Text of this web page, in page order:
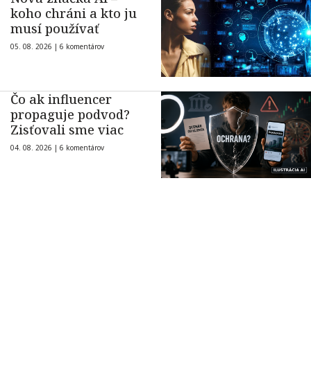
koho chráni a kto ju
musí používať
05. 08. 2026 | 6 komentárov
Čo ak influencer
propaguje podvod?
Zisťovali sme viac
04. 08. 2026 | 6 komentárov